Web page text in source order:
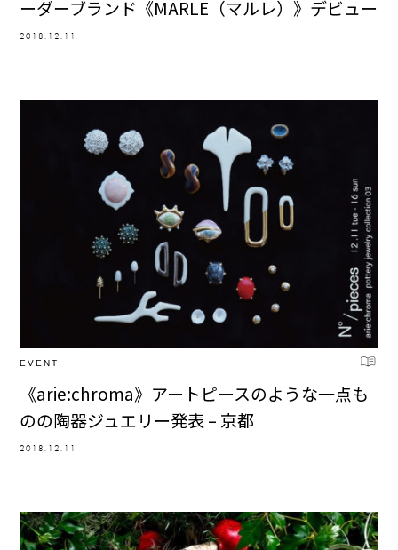
ーダーブランド《MARLE（マルレ）》デビュー
2018.12.11
EVENT
《arie:chroma》アートピースのような一点も
のの陶器ジュエリー発表 – 京都
2018.12.11